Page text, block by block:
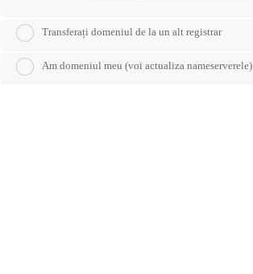
Transferați domeniul de la un alt registrar
Am domeniul meu (voi actualiza nameserverele)